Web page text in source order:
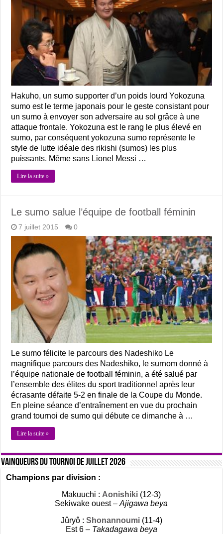
Hakuho, un sumo supporter d’un poids lourd Yokozuna
sumo est le terme japonais pour le geste consistant pour
un sumo à envoyer son adversaire au sol grâce à une
attaque frontale. Yokozuna est le rang le plus élevé en
sumo, par conséquent yokozuna sumo représente le
style de lutte idéale des rikishi (sumos) les plus
puissants. Même sans Lionel Messi …
Lire la suite »
Le sumo salue l’équipe de football féminin
7 juillet 2015 0
Le sumo félicite le parcours des Nadeshiko Le
magnifique parcours des Nadeshiko, le surnom donné à
l’équipe nationale de football féminin, a été salué par
l’ensemble des élites du sport traditionnel après leur
écrasante défaite 5-2 en finale de la Coupe du Monde.
En pleine séance d’entraînement en vue du prochain
grand tournoi de sumo qui débute ce dimanche à …
Lire la suite »
Vainqueurs du tournoi de Juillet 2026
Champions par division :
Makuuchi : Aonishiki (12-3)
Sekiwake ouest –Ajigawa beya
Jûryô : Shonannoumi (11-4)
Est 6 – Takadagawa beya